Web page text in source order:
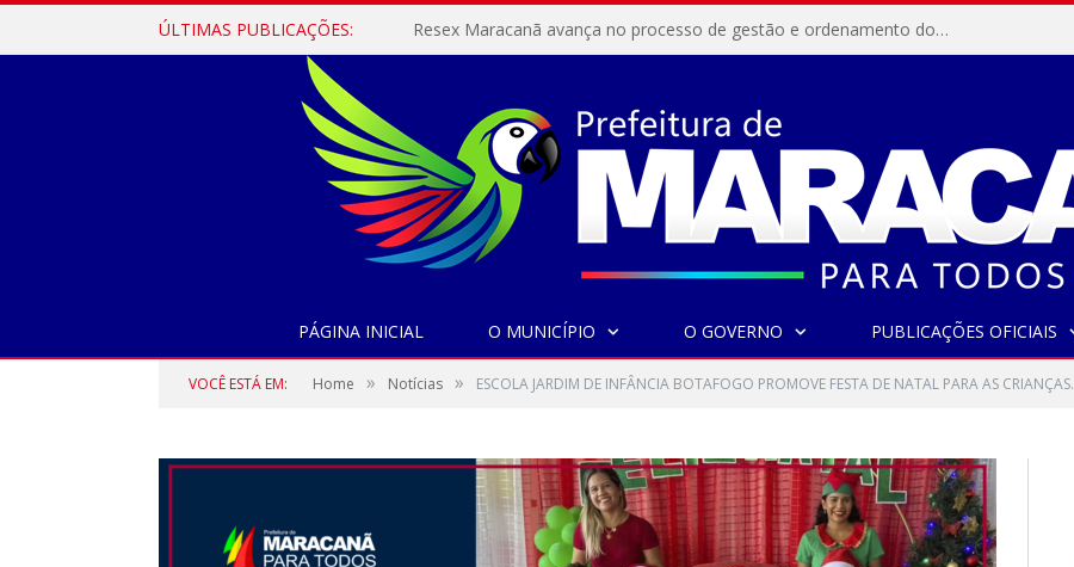
ÚLTIMAS PUBLICAÇÕES: Resex Maracanã avança no processo de gestão e ordenamento do turismo em nossas áreas protegidas.
PÁGINA INICIAL O MUNICÍPIO O GOVERNO PUBLICAÇÕES OFICIAIS
VOCÊ ESTÁ EM: Home » Notícias » ESCOLA JARDIM DE INFÂNCIA BOTAFOGO PROMOVE FESTA DE NATAL PARA AS CRIANÇAS.